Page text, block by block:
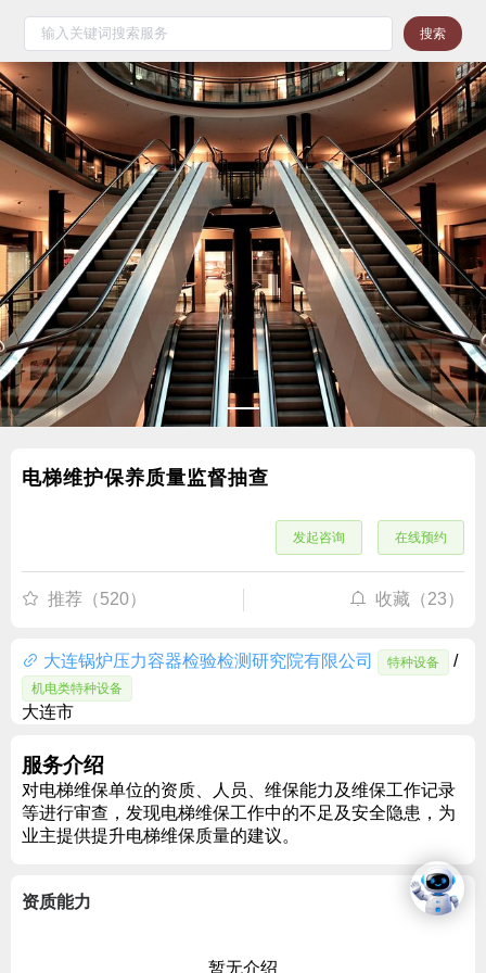
搜索
电梯维护保养质量监督抽查
发起咨询 在线预约
推荐（520） 收藏（23）
大连锅炉压力容器检验检测研究院有限公司 特种设备 /
机电类特种设备
大连市
服务介绍
对电梯维保单位的资质、人员、维保能力及维保工作记录
等进行审查，发现电梯维保工作中的不足及安全隐患，为
业主提供提升电梯维保质量的建议。
资质能力
暂无介绍